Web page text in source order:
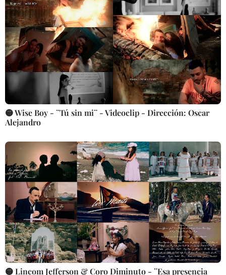
🟡 Wise Boy - ¨Tú sin mi¨ - Videoclip - Dirección: Oscar
Alejandro
🟡 Lincom Jefferson & Coro Diminuto - ¨Esa presencia